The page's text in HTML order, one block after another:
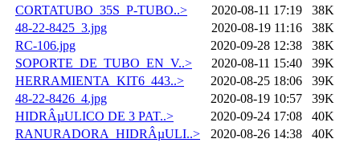
CORTATUBO_35S_P-TUBO..>
2020-08-11 17:19
38K
48-22-8425_3.jpg
2020-08-19 11:16
38K
RC-106.jpg
2020-09-28 12:38
38K
SOPORTE_DE_TUBO_EN_V..>
2020-08-11 15:40
39K
HERRAMIENTA_KIT6_443..>
2020-08-25 18:06
39K
48-22-8426_4.jpg
2020-08-19 10:57
39K
HIDRÂµULICO DE 3 PAT..>
2020-09-24 17:08
40K
RANURADORA_HIDRÂµULI..>
2020-08-26 14:38
40K